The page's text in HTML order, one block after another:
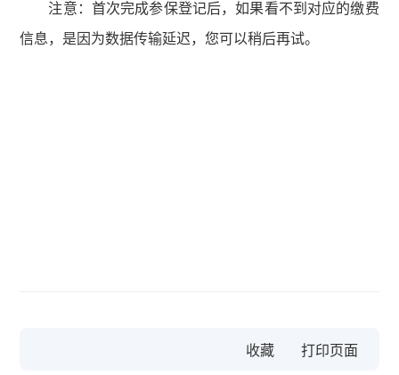
注意：首次完成参保登记后，如果看不到对应的缴费
信息，是因为数据传输延迟，您可以稍后再试。
收藏